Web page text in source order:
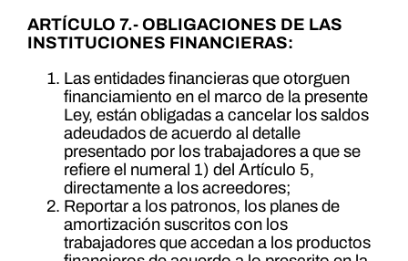
ARTÍCULO 7.- OBLIGACIONES DE LAS
INSTITUCIONES FINANCIERAS:
Las entidades financieras que otorguen
financiamiento en el marco de la presente
Ley, están obligadas a cancelar los saldos
adeudados de acuerdo al detalle
presentado por los trabajadores a que se
refiere el numeral 1) del Artículo 5,
directamente a los acreedores;
Reportar a los patronos, los planes de
amortización suscritos con los
trabajadores que accedan a los productos